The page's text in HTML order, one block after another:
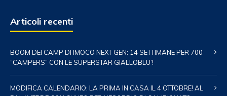
Articoli recenti
BOOM DEI CAMP DI IMOCO NEXT GEN: 14 SETTIMANE PER 700
“CAMPERS” CON LE SUPERSTAR GIALLOBLU’!
MODIFICA CALENDARIO: LA PRIMA IN CASA IL 4 OTTOBRE! AL